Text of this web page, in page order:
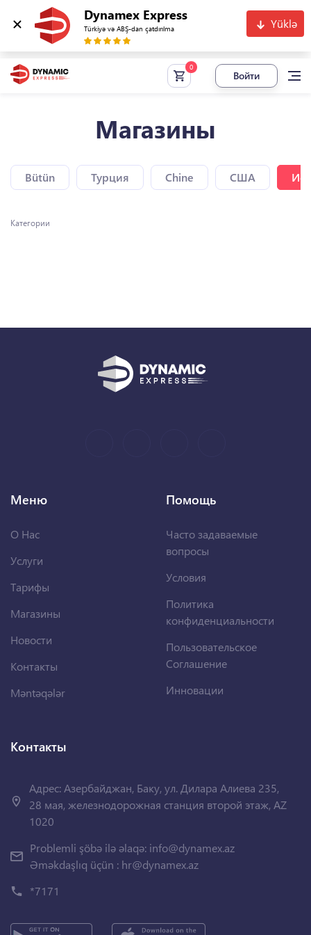
Dynamex Express
Türkiyə və ABŞ-dan çatdırılma Yüklə
Войти
Магазины
Bütün Турция Chine США
Категории
Меню
О Нас
Услуги
Тарифы
Магазины
Новости
Контакты
Məntəqələr
Помощь
Часто задаваемые
вопросы
Условия
Политика
конфиденциальности
Пользовательское
Соглашение
Инновации
Контакты
Адрес: Азербайджан, Баку, ул. Дилара Алиева 235,
28 мая, железнодорожная станция второй этаж, AZ
1020
Problemli şöbə ilə əlaqə: info@dynamex.az
Əməkdaşlıq üçün : hr@dynamex.az
*7171